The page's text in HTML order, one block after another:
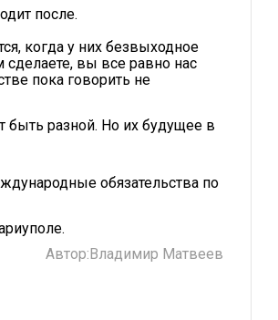
после.
когда у них безвыходное
вы все равно нас
пока говорить не
быть разной. Но их будущее в
обязательства по
Автор:Владимир Матвеев